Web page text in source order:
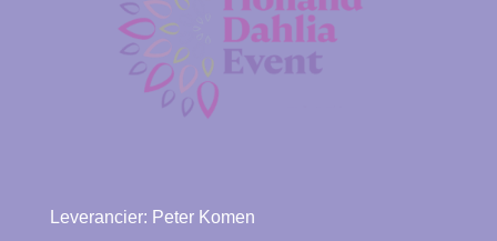
Leverancier: Peter Komen